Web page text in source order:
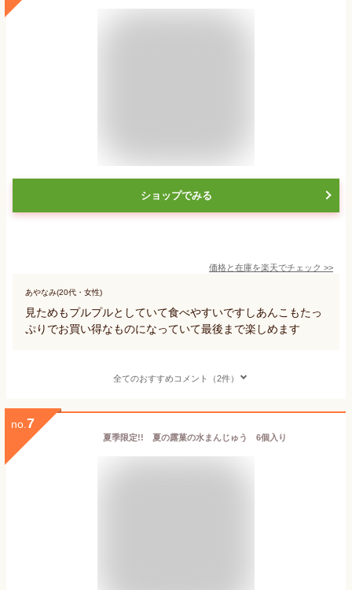
ショップでみる
価格と在庫を楽天でチェック >>
あやなみ(20代・女性)
見ためもプルプルとしていて食べやすいですしあんこもたっ
ぷりでお買い得なものになっていて最後まで楽しめます
全てのおすすめコメント（2件）
no. 7
夏季限定!! 夏の露菓の水まんじゅう 6個入り